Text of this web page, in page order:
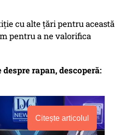
cu alte țări pentru această
pentru a ne valorifica
rapan, descoperă:
Citește articolul